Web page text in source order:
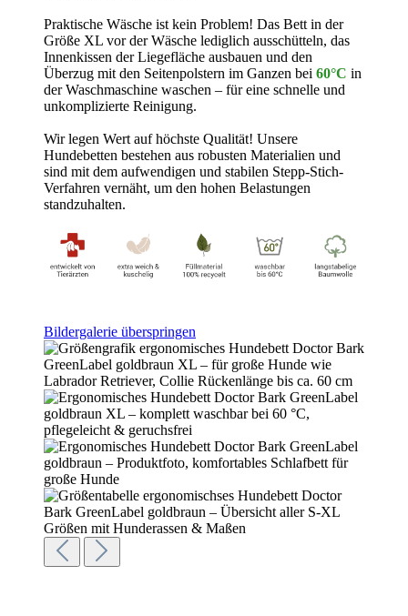
Praktische Wäsche ist kein Problem! Das Bett in der
Größe XL vor der Wäsche lediglich ausschütteln, das
Innenkissen der Liegefläche ausbauen und den
Überzug mit den Seitenpolstern im Ganzen bei 60°C in
der Waschmaschine waschen – für eine schnelle und
unkomplizierte Reinigung.
Wir legen Wert auf höchste Qualität! Unsere
Hundebetten bestehen aus robusten Materialien und
sind mit dem aufwendigen und stabilen Stepp-Stich-
Verfahren vernäht, um den hohen Belastungen
standzuhalten.
Bildergalerie überspringen